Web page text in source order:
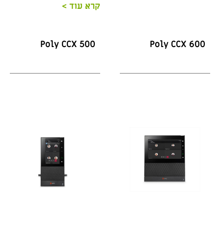
קרא עוד >
Poly CCX 600
Poly CCX 500